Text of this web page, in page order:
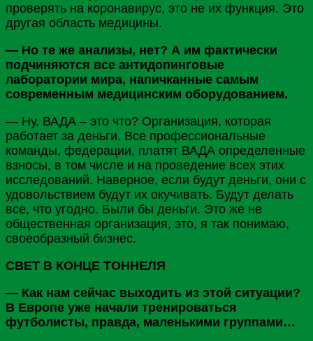
проверять на коронавирус, это не их функция. Это
другая область медицины.
— Но те же анализы, нет? А им фактически
подчиняются все антидопинговые
лаборатории мира, напичканные самым
современным медицинским оборудованием.
— Ну, ВАДА – это что? Организация, которая
работает за деньги. Все профессиональные
команды, федерации, платят ВАДА определенные
взносы, в том числе и на проведение всех этих
исследований. Наверное, если будут деньги, они с
удовольствием будут их окучивать. Будут делать
все, что угодно. Были бы деньги. Это же не
общественная организация, это, я так понимаю,
своеобразный бизнес.
СВЕТ В КОНЦЕ ТОННЕЛЯ
— Как нам сейчас выходить из этой ситуации?
В Европе уже начали тренироваться
футболисты, правда, маленькими группами…